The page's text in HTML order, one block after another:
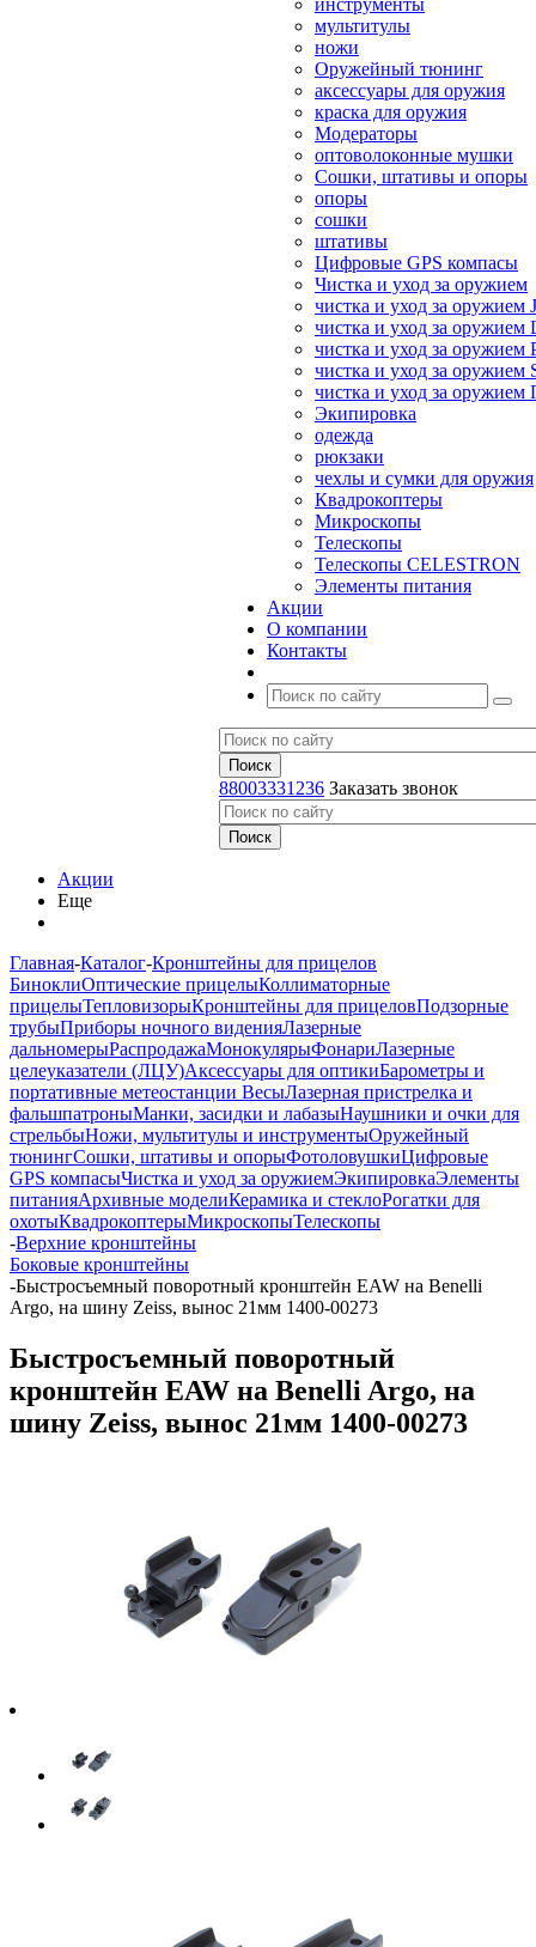
инструменты
мультитулы
ножи
Оружейный тюнинг
аксессуары для оружия
краска для оружия
Модераторы
оптоволоконные мушки
Сошки, штативы и опоры
опоры
сошки
штативы
Цифровые GPS компасы
Чистка и уход за оружием
чистка и уход за оружием
чистка и уход за оружием
чистка и уход за оружием
чистка и уход за оружием
чистка и уход за
Экипировка
одежда
рюкзаки
чехлы и сумки для оружия
Квадрокоптеры
Микроскопы
Телескопы
Телескопы CELESTRON
Элементы питания
Акции
О компании
Контакты
88003331236 Заказать звонок
Акции
Еще
Главная-Каталог-Кронштейны для прицелов
БиноклиОптические прицелыКоллиматорные
прицелыТепловизорыКронштейны для прицеловПодзорные
трубыПриборы ночного виденияЛазерные
дальномерыРаспродажаМонокулярыФонариЛазерные
целеуказатели (ЛЦУ)Аксессуары для оптикиБарометры и
портативные метеостанции ВесыЛазерная пристрелка и
фальшпатроныМанки, засидки и лабазыНаушники и очки для
стрельбыНожи, мультитулы и инструментыОружейный
тюнингСошки, штативы и опорыФотоловушкиЦифровые
GPS компасыЧистка и уход за оружиемЭкипировкаЭлементы
питанияАрхивные моделиКерамика и стеклоРогатки для
охотыКвадрокоптерыМикроскопыТелескопы
-Верхние кронштейны
Боковые кронштейны
-Быстросъемный поворотный кронштейн EAW на Benelli
Argo, на шину Zeiss, вынос 21мм 1400-00273
Быстросъемный поворотный
кронштейн EAW на Benelli Argo, на
шину Zeiss, вынос 21мм 1400-00273